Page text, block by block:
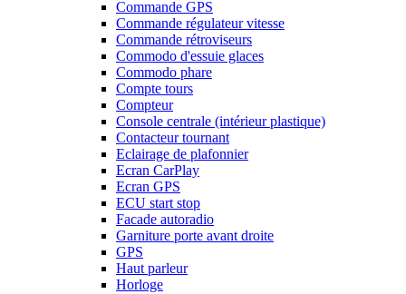
Commande GPS
Commande régulateur vitesse
Commande rétroviseurs
Commodo d'essuie glaces
Commodo phare
Compte tours
Compteur
Console centrale (intérieur plastique)
Contacteur tournant
Eclairage de plafonnier
Ecran CarPlay
Ecran GPS
ECU start stop
Facade autoradio
Garniture porte avant droite
GPS
Haut parleur
Horloge